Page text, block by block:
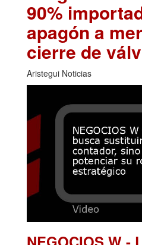
90%
apagón a
cierre de
Aristegui Noticias